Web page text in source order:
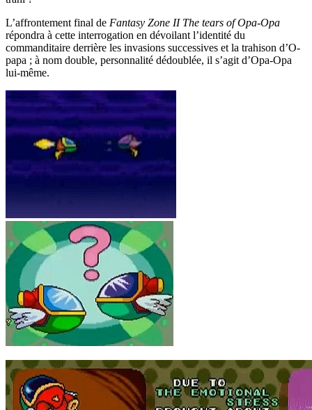
L’affrontement final de Fantasy Zone II The tears of Opa-Opa
répondra à cette interrogation en dévoilant l’identité du
commanditaire derrière les invasions successives et la trahison d’O-
papa ; à nom double, personnalité dédoublée, il s’agit d’Opa-Opa
lui-même.